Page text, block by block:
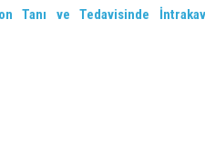
Tanı ve Tedavisinde